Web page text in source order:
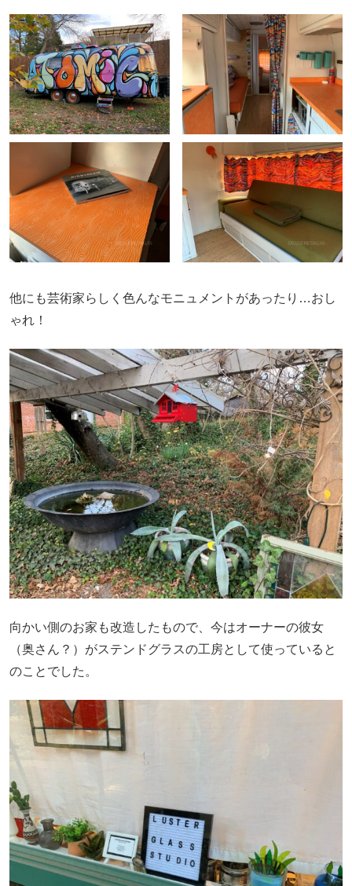
他にも芸術家らしく色んなモニュメントがあったり…おし
ゃれ！
向かい側のお家も改造したもので、今はオーナーの彼女
（奥さん？）がステンドグラスの工房として使っていると
のことでした。